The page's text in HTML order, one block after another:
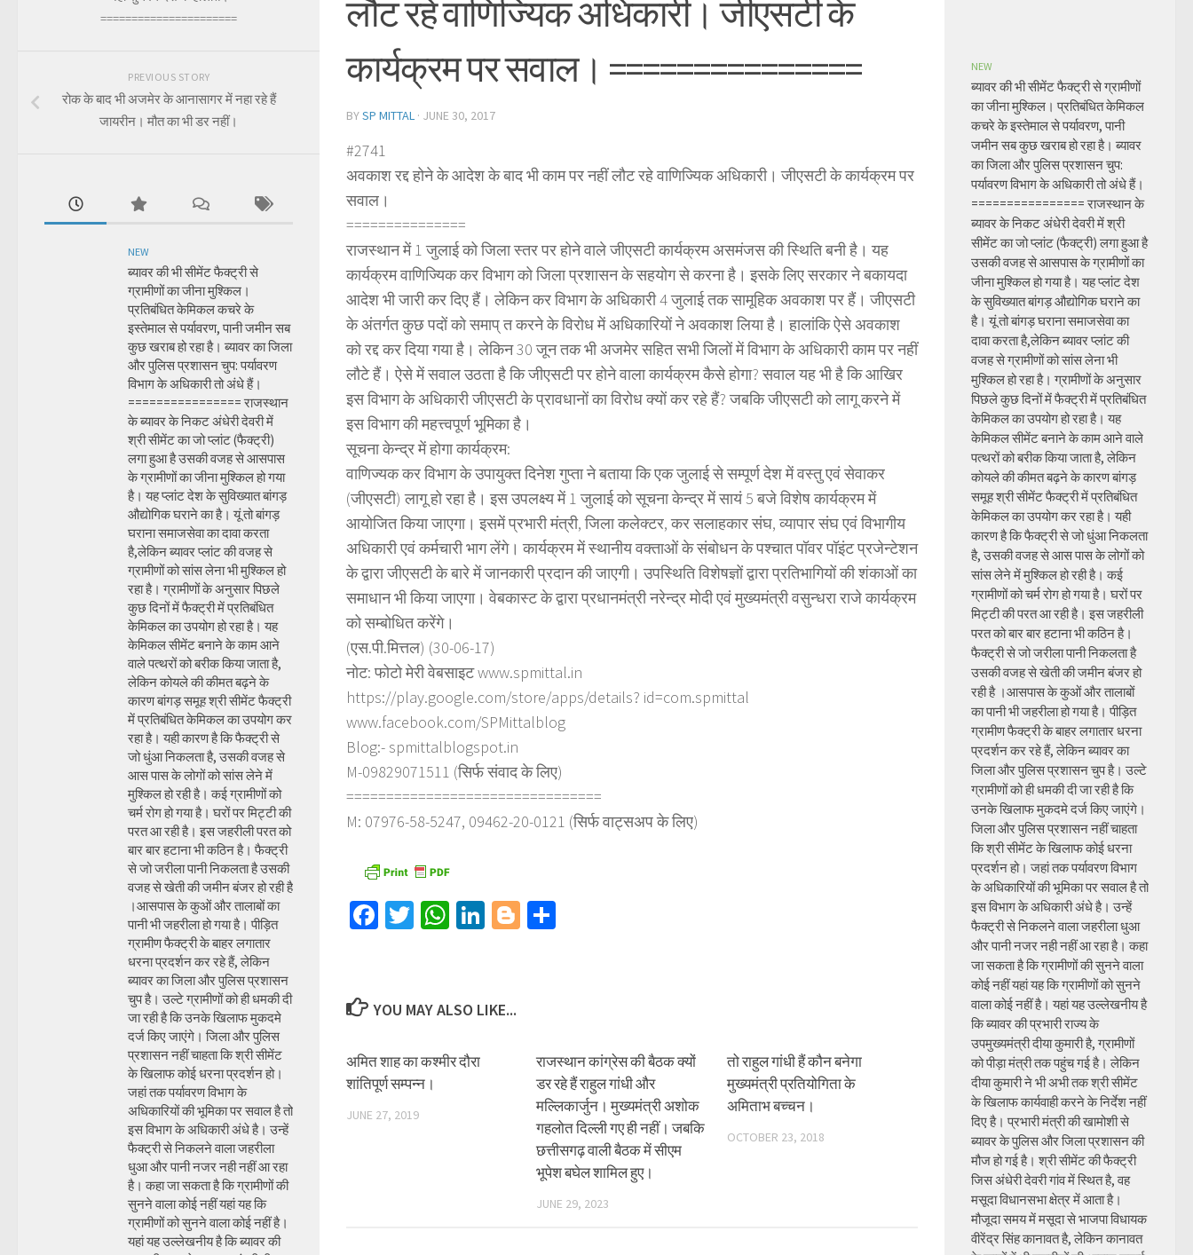
लौट रहे वाणिज्यिक अधिकारी। जीएसटी के
कार्यक्रम पर सवाल। ===============
BYSP MITTAL · JUNE 30, 2017
#2741
अवकाश रद्द होने के आदेश के बाद भी काम पर नहीं लौट रहे वाणिज्यिक अधिकारी। जीएसटी के कार्यक्रम पर
सवाल।
===============
राजस्थान में 1 जुलाई को जिला स्तर पर होने वाले जीएसटी कार्यक्रम असमंजस की स्थिति बनी है। यह
कार्यक्रम वाणिज्यिक कर विभाग को जिला प्रशासन के सहयोग से करना है। इसके लिए सरकार ने बकायदा
आदेश भी जारी कर दिए हैं। लेकिन कर विभाग के अधिकारी 4 जुलाई तक सामूहिक अवकाश पर हैं। जीएसटी
के अंतर्गत कुछ पदों को समाप् त करने के विरोध में अधिकारियों ने अवकाश लिया है। हालांकि ऐसे अवकाश
को रद्द कर दिया गया है। लेकिन 30 जून तक भी अजमेर सहित सभी जिलों में विभाग के अधिकारी काम पर नहीं
लौटे हैं। ऐसे में सवाल उठता है कि जीएसटी पर होने वाला कार्यक्रम कैसे होगा? सवाल यह भी है कि आखिर
इस विभाग के अधिकारी जीएसटी के प्रावधानों का विरोध क्यों कर रहे हैं? जबकि जीएसटी को लागू करने में
इस विभाग की महत्त्वपूर्ण भूमिका है।
सूचना केन्द्र में होगा कार्यक्रम:
वाणिज्यक कर विभाग के उपायुक्त दिनेश गुप्ता ने बताया कि एक जुलाई से सम्पूर्ण देश में वस्तु एवं सेवाकर
(जीएसटी) लागू हो रहा है। इस उपलक्ष्य में 1 जुलाई को सूचना केन्द्र में सायं 5 बजे विशेष कार्यक्रम में
आयोजित किया जाएगा। इसमें प्रभारी मंत्री, जिला कलेक्टर, कर सलाहकार संघ, व्यापार संघ एवं विभागीय
अधिकारी एवं कर्मचारी भाग लेंगे। कार्यक्रम में स्थानीय वक्ताओं के संबोधन के पश्चात पॉवर पॉइंट प्रजेन्टेशन
के द्वारा जीएसटी के बारे में जानकारी प्रदान की जाएगी। उपस्थिति विशेषज्ञों द्वारा प्रतिभागियों की शंकाओं का
समाधान भी किया जाएगा। वेबकास्ट के द्वारा प्रधानमंत्री नरेन्द्र मोदी एवं मुख्यमंत्री वसुन्धरा राजे कार्यक्रम
को सम्बोधित करेंगे।
(एस.पी.मित्तल) (30-06-17)
नोट: फोटो मेरी वेबसाइट www.spmittal.in
https://play.google.com/store/apps/details? id=com.spmittal
www.facebook.com/SPMittalblog
Blog:- spmittalblogspot.in
M-09829071511 (सिर्फ संवाद के लिए)
================================
M: 07976-58-5247, 09462-20-0121 (सिर्फ वाट्सअप के लिए)
Facebook
TwitterWhatsApp
LinkedIn
Blogger
YOU MAY ALSO LIKE...
अमित शाह का कश्मीर दौरा
शांतिपूर्ण सम्पन्न।
JUNE 27, 2019
राजस्थान कांग्रेस की बैठक क्यों
डर रहे हैं राहुल गांधी और
मल्लिकार्जुन। मुख्यमंत्री अशोक
गहलोत दिल्ली गए ही नहीं। जबकि
छत्तीसगढ़ वाली बैठक में सीएम
भूपेश बघेल शामिल हुए।
JUNE 29, 2023
तो राहुल गांधी हैं कौन बनेगा
मुख्यमंत्री प्रतियोगिता के
अमिताभ बच्चन।
OCTOBER 23, 2018
======================
PREVIOUS STORY
रोक के बाद भी अजमेर के आनासागर में नहा रहे हैं
जायरीन। मौत का भी डर नहीं।
NEW
ब्यावर की भी सीमेंट फैक्ट्री से
ग्रामीणों का जीना मुश्किल।
प्रतिबंधित केमिकल कचरे के
इस्तेमाल से पर्यावरण, पानी जमीन सब
कुछ खराब हो रहा है। ब्यावर का जिला
और पुलिस प्रशासन चुप: पर्यावरण
विभाग के अधिकारी तो अंधे हैं।
================ राजस्थान
के ब्यावर के निकट अंधेरी देवरी में
श्री सीमेंट का जो प्लांट (फैक्ट्री)
लगा हुआ है उसकी वजह से आसपास
के ग्रामीणों का जीना मुश्किल हो गया
है। यह प्लांट देश के सुविख्यात बांगड़
औद्योगिक घराने का है। यूं तो बांगड़
घराना समाजसेवा का दावा करता
है,लेकिन ब्यावर प्लांट की वजह से
ग्रामीणों को सांस लेना भी मुश्किल हो
रहा है। ग्रामीणों के अनुसार पिछले
कुछ दिनों में फैक्ट्री में प्रतिबंधित
केमिकल का उपयोग हो रहा है। यह
केमिकल सीमेंट बनाने के काम आने
वाले पत्थरों को बरीक किया जाता है,
लेकिन कोयले की कीमत बढ़ने के
कारण बांगड़ समूह श्री सीमेंट फैक्ट्री
में प्रतिबंधित केमिकल का उपयोग कर
रहा है। यही कारण है कि फैक्ट्री से
जो धुंआ निकलता है, उसकी वजह से
आस पास के लोगों को सांस लेने में
मुश्किल हो रही है। कई ग्रामीणों को
चर्म रोग हो गया है। घरों पर मिट्टी की
परत आ रही है। इस जहरीली परत को
बार बार हटाना भी कठिन है। फैक्ट्री
से जो जरीला पानी निकलता है उसकी
वजह से खेती की जमीन बंजर हो रही है
।आसपास के कुओं और तालाबों का
पानी भी जहरीला हो गया है। पीड़ित
ग्रामीण फैक्ट्री के बाहर लगातार
धरना प्रदर्शन कर रहे हैं, लेकिन
ब्यावर का जिला और पुलिस प्रशासन
चुप है। उल्टे ग्रामीणों को ही धमकी दी
जा रही है कि उनके खिलाफ मुकदमे
दर्ज किए जाएंगे। जिला और पुलिस
प्रशासन नहीं चाहता कि श्री सीमेंट
के खिलाफ कोई धरना प्रदर्शन हो।
जहां तक पर्यावरण विभाग के
अधिकारियों की भूमिका पर सवाल है तो
इस विभाग के अधिकारी अंधे है। उन्हें
फैक्ट्री से निकलने वाला जहरीला
धुआ और पानी नजर नही नहीं आ रहा
है। कहा जा सकता है कि ग्रामीणों की
सुनने वाला कोई नहीं यहां यह कि
ग्रामीणों को सुनने वाला कोई नहीं है।
यहां यह उल्लेखनीय है कि ब्यावर की
NEW
ब्यावर की भी सीमेंट फैक्ट्री से ग्रामीणों
का जीना मुश्किल। प्रतिबंधित केमिकल
कचरे के इस्तेमाल से पर्यावरण, पानी
जमीन सब कुछ खराब हो रहा है। ब्यावर
का जिला और पुलिस प्रशासन चुप:
पर्यावरण विभाग के अधिकारी तो अंधे हैं।
================ राजस्थान के
ब्यावर के निकट अंधेरी देवरी में श्री
सीमेंट का जो प्लांट (फैक्ट्री) लगा हुआ है
उसकी वजह से आसपास के ग्रामीणों का
जीना मुश्किल हो गया है। यह प्लांट देश
के सुविख्यात बांगड़ औद्योगिक घराने का
है। यूं तो बांगड़ घराना समाजसेवा का
दावा करता है,लेकिन ब्यावर प्लांट की
वजह से ग्रामीणों को सांस लेना भी
मुश्किल हो रहा है। ग्रामीणों के अनुसार
पिछले कुछ दिनों में फैक्ट्री में प्रतिबंधित
केमिकल का उपयोग हो रहा है। यह
केमिकल सीमेंट बनाने के काम आने वाले
पत्थरों को बरीक किया जाता है, लेकिन
कोयले की कीमत बढ़ने के कारण बांगड़
समूह श्री सीमेंट फैक्ट्री में प्रतिबंधित
केमिकल का उपयोग कर रहा है। यही
कारण है कि फैक्ट्री से जो धुंआ निकलता
है, उसकी वजह से आस पास के लोगों को
सांस लेने में मुश्किल हो रही है। कई
ग्रामीणों को चर्म रोग हो गया है। घरों पर
मिट्टी की परत आ रही है। इस जहरीली
परत को बार बार हटाना भी कठिन है।
फैक्ट्री से जो जरीला पानी निकलता है
उसकी वजह से खेती की जमीन बंजर हो
रही है ।आसपास के कुओं और तालाबों
का पानी भी जहरीला हो गया है। पीड़ित
ग्रामीण फैक्ट्री के बाहर लगातार धरना
प्रदर्शन कर रहे हैं, लेकिन ब्यावर का
जिला और पुलिस प्रशासन चुप है। उल्टे
ग्रामीणों को ही धमकी दी जा रही है कि
उनके खिलाफ मुकदमे दर्ज किए जाएंगे।
जिला और पुलिस प्रशासन नहीं चाहता
कि श्री सीमेंट के खिलाफ कोई धरना
प्रदर्शन हो। जहां तक पर्यावरण विभाग
के अधिकारियों की भूमिका पर सवाल है तो
इस विभाग के अधिकारी अंधे है। उन्हें
फैक्ट्री से निकलने वाला जहरीला धुआ
और पानी नजर नही नहीं आ रहा है। कहा
जा सकता है कि ग्रामीणों की सुनने वाला
कोई नहीं यहां यह कि ग्रामीणों को सुनने
वाला कोई नहीं है। यहां यह उल्लेखनीय है
कि ब्यावर की प्रभारी राज्य के
उपमुख्यमंत्री दीया कुमारी है, ग्रामीणों
को पीड़ा मंत्री तक पहुंच गई है। लेकिन
दीया कुमारी ने भी अभी तक श्री सीमेंट
के खिलाफ कार्यवाही करने के निर्देश नहीं
दिए है। प्रभारी मंत्री की खामोशी से
ब्यावर के पुलिस और जिला प्रशासन की
मौज हो गई है। श्री सीमेंट की फैक्ट्री
जिस अंधेरी देवरी गांव में स्थित है, वह
मसूदा विधानसभा क्षेत्र में आता है।
मौजूदा समय में मसूदा से भाजपा विधायक
वीरेंद्र सिंह कानावत है, लेकिन कानावत